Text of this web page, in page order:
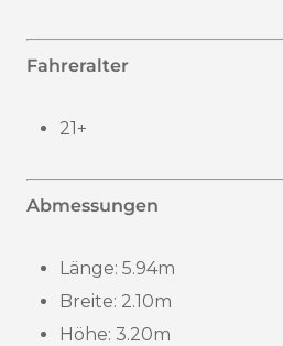
Fahreralter
21+
Abmessungen
Länge: 5.94m
Breite: 2.10m
Höhe: 3.20m